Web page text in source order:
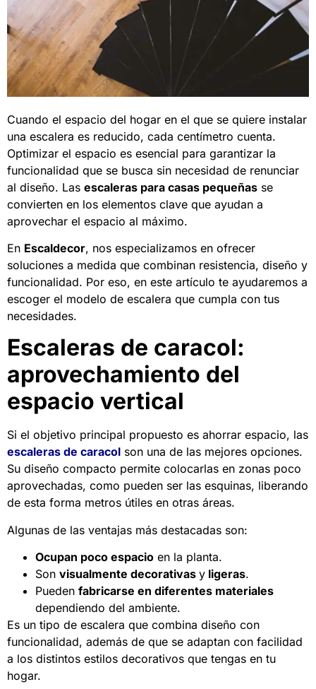
Cuando el espacio del hogar en el que se quiere instalar
una escalera es reducido, cada centímetro cuenta.
Optimizar el espacio es esencial para garantizar la
funcionalidad que se busca sin necesidad de renunciar
al diseño. Las escaleras para casas pequeñas se
convierten en los elementos clave que ayudan a
aprovechar el espacio al máximo.
En Escaldecor, nos especializamos en ofrecer
soluciones a medida que combinan resistencia, diseño y
funcionalidad. Por eso, en este artículo te ayudaremos a
escoger el modelo de escalera que cumpla con tus
necesidades.
Escaleras de caracol:
aprovechamiento del
espacio vertical
Si el objetivo principal propuesto es ahorrar espacio, las
escaleras de caracol son una de las mejores opciones.
Su diseño compacto permite colocarlas en zonas poco
aprovechadas, como pueden ser las esquinas, liberando
de esta forma metros útiles en otras áreas.
Algunas de las ventajas más destacadas son:
Ocupan poco espacio en la planta.
Son visualmente decorativas y ligeras.
Pueden fabricarse en diferentes materiales
dependiendo del ambiente.
Es un tipo de escalera que combina diseño con
funcionalidad, además de que se adaptan con facilidad
a los distintos estilos decorativos que tengas en tu
hogar.